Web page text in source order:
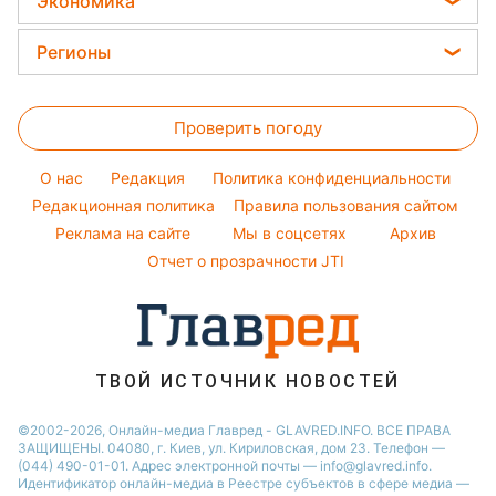
Ани Лорак
Кейт Миддлтон
Виталий Козловский
Новости моды
Советы от Андре Тана
Стирка
Авто
Закуски
Салаты
Простые блюда
Легкие десерты
Напитки
Цены на продукты
Денежная помощь
Курс валют
Регионы
Новости Львова
Новости Полтавы
Новости Днепра
Новости Сум
Новости Тернополя
Новости Черкассы
Новости Житомира
Новости Ровно
Новости Запорожья
Проверить погоду
O нас Редакция
Политика конфиденциальности
Редакционная политика
Правила пользования сайтом
Реклама на сайте
Мы в соцсетях
Архив
Отчет о прозрачности JTI
ТВОЙ ИСТОЧНИК НОВОСТЕЙ
©2002-2026, Онлайн-медиа Главред - GLAVRED.INFO. ВСЕ ПРАВА
ЗАЩИЩЕНЫ. 04080, г. Киев, ул. Кириловская, дом 23. Телефон —
(044) 490-01-01. Адрес электронной почты — info@glavred.info.
Идентификатор онлайн-медиа в Реестре cубъектов в сфере медиа —